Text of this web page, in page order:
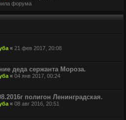
форума
« 21 фев 2017, 20:08
деда сержанта Мороза.
« 04 янв 2017, 00:24
полигон Ленинградская.
« 08 авг 2016, 20:51